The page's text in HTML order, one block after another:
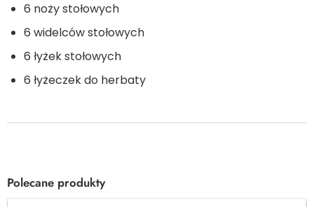
6 noży stołowych
6 widelców stołowych
6 łyżek stołowych
6 łyżeczek do herbaty
Polecane produkty